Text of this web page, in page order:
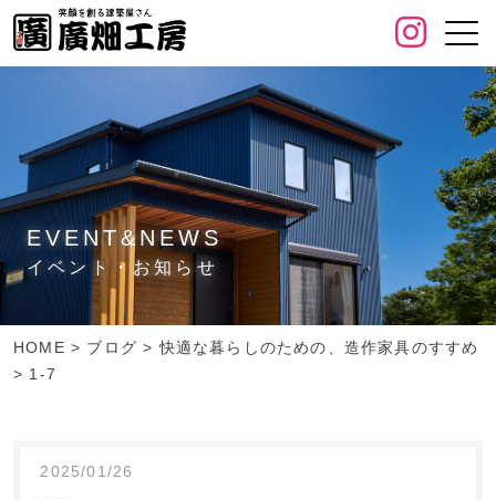
EVENT&NEWS
イベント・お知らせ
HOME > ブログ >快適な暮らしのための、造作家具のすすめ
> 1-7
2025/01/26